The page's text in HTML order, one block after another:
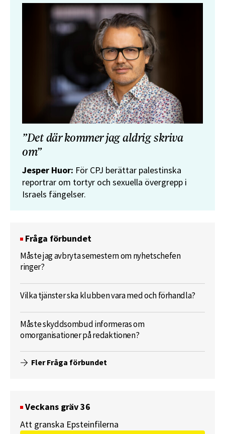
”Det där kommer jag aldrig skriva
om”
Jesper Huor: För CPJ berättar palestinska
reportrar om tortyr och sexuella övergrepp i
Israels fängelser.
Fråga förbundet
Måste jag avbryta semestern om nyhetschefen
ringer?
Vilka tjänster ska klubben vara med och förhandla?
Måste skyddsombud informeras om
omorganisationer på redaktionen?
Fler Fråga förbundet
Veckans gräv 36
Att granska Epsteinfilerna